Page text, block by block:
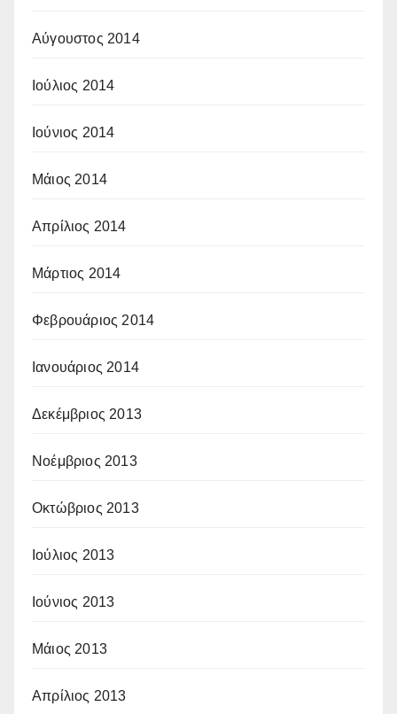
Αύγουστος 2014
Ιούλιος 2014
Ιούνιος 2014
Μάιος 2014
Απρίλιος 2014
Μάρτιος 2014
Φεβρουάριος 2014
Ιανουάριος 2014
Δεκέμβριος 2013
Νοέμβριος 2013
Οκτώβριος 2013
Ιούλιος 2013
Ιούνιος 2013
Μάιος 2013
Απρίλιος 2013